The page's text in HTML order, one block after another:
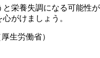
栄養失調になる可能性が
がけましょう。
厚生労働省）